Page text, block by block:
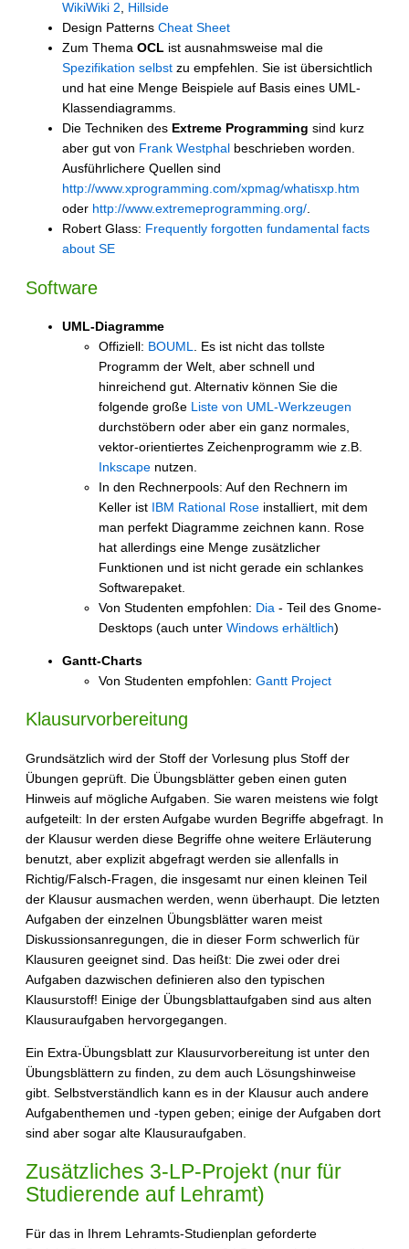
WikiWiki 2, Hillside
Design Patterns Cheat Sheet
Zum Thema OCL ist ausnahmsweise mal die
Spezifikation selbst zu empfehlen. Sie ist übersichtlich
und hat eine Menge Beispiele auf Basis eines UML-
Klassendiagramms.
Die Techniken des Extreme Programming sind kurz
aber gut von Frank Westphal beschrieben worden.
Ausführlichere Quellen sind
http://www.xprogramming.com/xpmag/whatisxp.htm
oder http://www.extremeprogramming.org/.
Robert Glass: Frequently forgotten fundamental facts
about SE
Software
UML-Diagramme
Offiziell: BOUML
. Es ist nicht das tollste
Programm der Welt, aber schnell und
hinreichend gut. Alternativ können Sie die
folgende große Liste von UML-Werkzeugen
durchstöbern oder aber ein ganz normales,
vektor-orientiertes Zeichenprogramm wie z.B.
Inkscape nutzen.
In den Rechnerpools: Auf den Rechnern im
Keller ist IBM Rational Rose installiert, mit dem
man perfekt Diagramme zeichnen kann. Rose
hat allerdings eine Menge zusätzlicher
Funktionen und ist nicht gerade ein schlankes
Softwarepaket.
Von Studenten empfohlen: Dia - Teil des Gnome-
Desktops (auch unter Windows erhältlich)
Gantt-Charts
Von Studenten empfohlen: Gantt Project
Klausurvorbereitung
Grundsätzlich wird der Stoff der Vorlesung plus Stoff der
Übungen geprüft. Die Übungsblätter geben einen guten
Hinweis auf mögliche Aufgaben. Sie waren meistens wie folgt
aufgeteilt: In der ersten Aufgabe wurden Begriffe abgefragt. In
der Klausur werden diese Begriffe ohne weitere Erläuterung
benutzt, aber explizit abgefragt werden sie allenfalls in
Richtig/Falsch-Fragen, die insgesamt nur einen kleinen Teil
der Klausur ausmachen werden, wenn überhaupt. Die letzten
Aufgaben der einzelnen Übungsblätter waren meist
Diskussionsanregungen, die in dieser Form schwerlich für
Klausuren geeignet sind. Das heißt: Die zwei oder drei
Aufgaben dazwischen definieren also den typischen
Klausurstoff! Einige der Übungsblattaufgaben sind aus alten
Klausuraufgaben hervorgegangen.
Ein Extra-Übungsblatt zur Klausurvorbereitung ist unter den
Übungsblättern zu finden, zu dem auch Lösungshinweise
gibt. Selbstverständlich kann es in der Klausur auch andere
Aufgabenthemen und -typen geben; einige der Aufgaben dort
sind aber sogar alte Klausuraufgaben.
Zusätzliches 3-LP-Projekt (nur für
Studierende auf Lehramt)
Für das in Ihrem Lehramts-Studienplan geforderte